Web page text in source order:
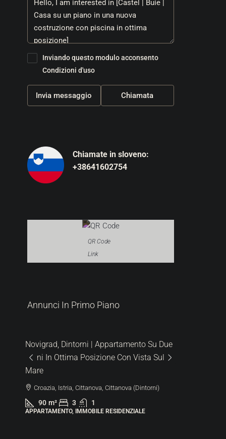
Inviando questo modulo acconsento
Condizioni d'uso
Invia messaggio Chiamata
Chiamate in sloveno:
+38641602754
QR Code
Link
Annunci In Primo Piano
Due
287.000 €
Lovrečica | Moderno Appartamento Al
Piano Terra Con Giardino In Un Nuovo
Croazia, Istria, Umago, San Lorenzo
44 m²
APPARTAMENTO, IMMOBILE RESIDENZIALE